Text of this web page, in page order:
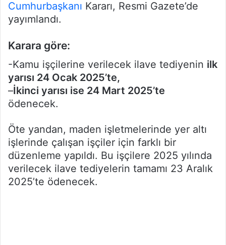
Cumhurbaşkanı Kararı, Resmi Gazete’de
yayımlandı.
Karara göre:
-Kamu işçilerine verilecek ilave tediyenin ilk
yarısı 24 Ocak 2025’te,
–İkinci yarısı ise 24 Mart 2025’te
ödenecek.
Öte yandan, maden işletmelerinde yer altı
işlerinde çalışan işçiler için farklı bir
düzenleme yapıldı. Bu işçilere 2025 yılında
verilecek ilave tediyelerin tamamı 23 Aralık
2025’te ödenecek.